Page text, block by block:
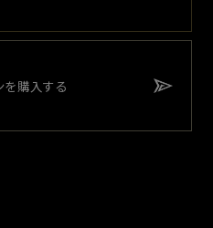
を購入する